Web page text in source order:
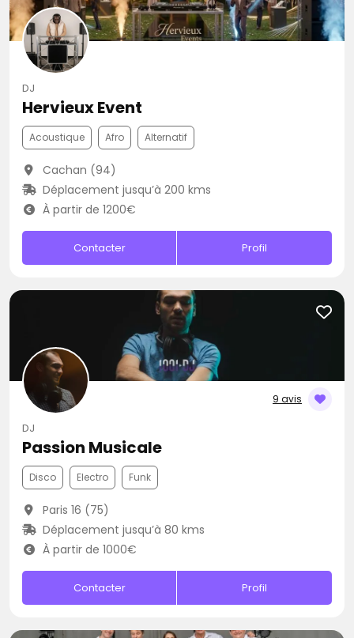
DJ
Hervieux Event
Acoustique Afro Alternatif
Cachan (94)
Déplacement jusqu’à 200 kms
À partir de 1200€
Contacter Profil
9 avis
DJ
Passion Musicale
Disco Electro Funk
Paris 16 (75)
Déplacement jusqu’à 80 kms
À partir de 1000€
Contacter Profil